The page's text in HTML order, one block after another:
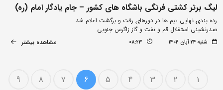
لیگ برتر کشتی فرنگی باشگاه های کشور – جام یادگار امام (ره)
رده بندی نهایی تیم ها در دورهای رفت و برگشت اعلام شد
صدرنشینی استقلال قم و نفت و گاز زاگرس جنوبی
شنبه ۲۴ آبان ۱۴۰۴ 08:23 مشاهده بیشتر
1
2
3
4
5
6
7
8
9